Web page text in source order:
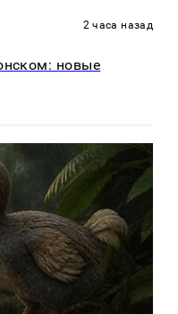
2 часа назад
новые